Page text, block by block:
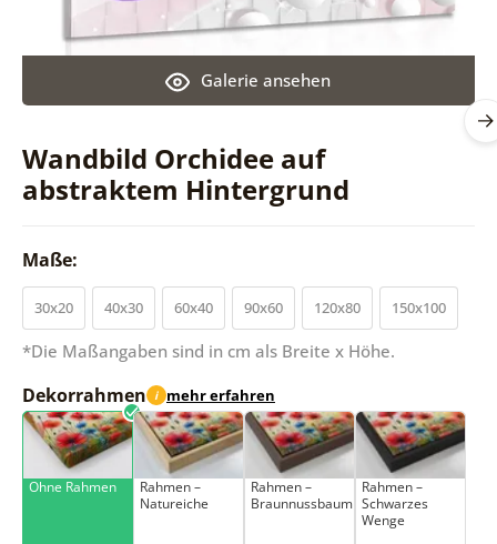
Wandbild Orchidee auf
abstraktem Hintergrund
Galerie ansehen
Maße:
30x20 40x30 60x40 90x60 120x80 150x100
*Die Maßangaben sind in cm als Breite x Höhe.
Dekorrahmen i mehr erfahren
Ohne Rahmen
Rahmen –
Natureiche
Rahmen –
Braunnussbaum
Rahmen –
Schwarzes
Wenge